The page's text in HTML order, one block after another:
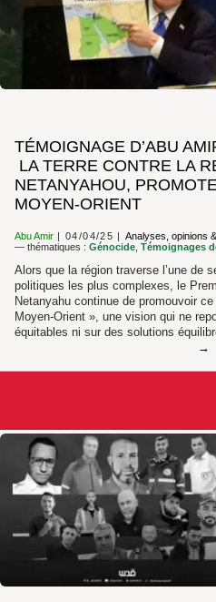
TÉMOIGNAGE D’ABU
LA TERRE CONTRE LA
NETANYAHOU,
MOYEN-ORIENT
Abu Amir 04/04/25 Analyses, opinions
— thématiques : Génocide Témoignages
Alors que la région traverse l’une de
politiques les plus complexes, le
Netanyahu continue de promouvoir
Moyen-Orient », une vision qui ne
équitables ni sur des solutions